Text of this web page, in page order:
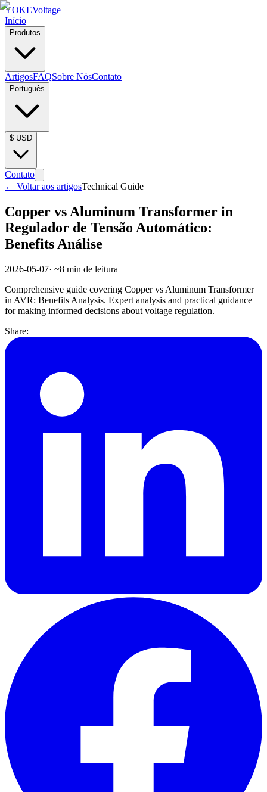
YOKEVoltage
Início
Produtos
ArtigosFAQSobre NósContato
Português
$ USD
Contato
← Voltar aos artigosTechnical Guide
Copper vs Aluminum Transformer in
Regulador de Tensão Automático:
Benefits Análise
2026-05-07· ~8 min de leitura
Comprehensive guide covering Copper vs Aluminum Transformer
in AVR: Benefits Analysis. Expert analysis and practical guidance
for making informed decisions about voltage regulation.
Share: